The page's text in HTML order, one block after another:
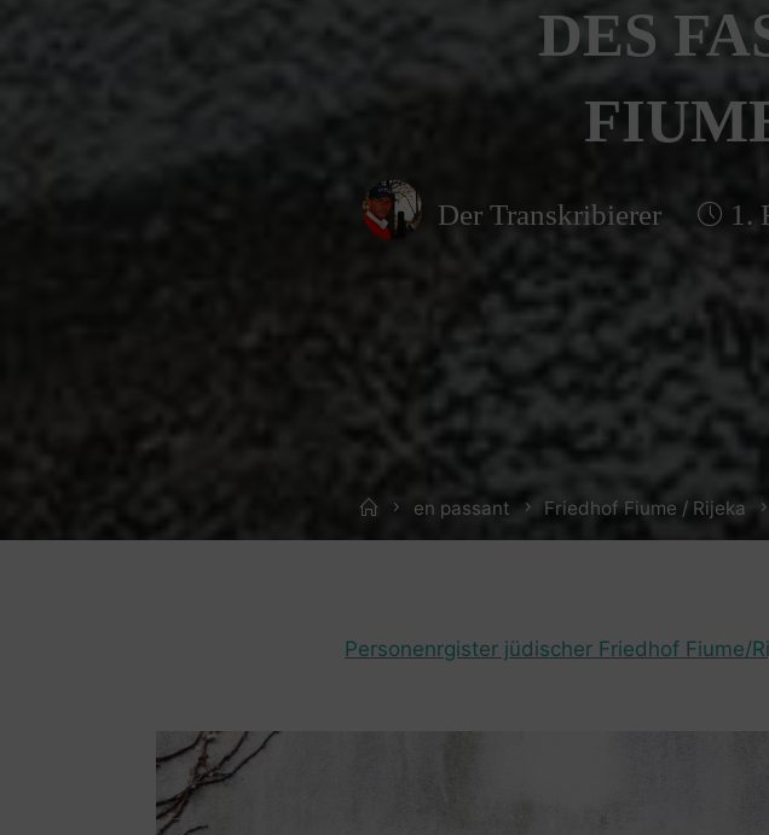
DES
Der Transkribierer 1.
Homeen passant Friedhof Fiume / Rijeka
Personenrgister jüdischer Friedhof Fiume/